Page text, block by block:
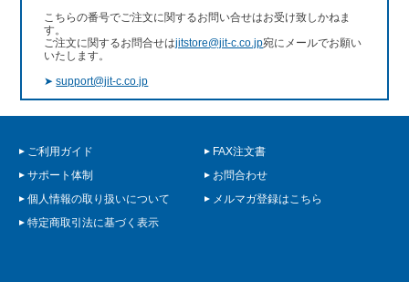
こちらの番号でご注文に関するお問い合せはお受け致しかねま
す。
ご注文に関するお問合せはjitstore@jit-c.co.jp宛にメールでお願い
いたします。
➤support@jit-c.co.jp
ご利用ガイド
FAX注文書
サポート体制
お問合わせ
個人情報の取り扱いについて
メルマガ登録はこちら
特定商取引法に基づく表示